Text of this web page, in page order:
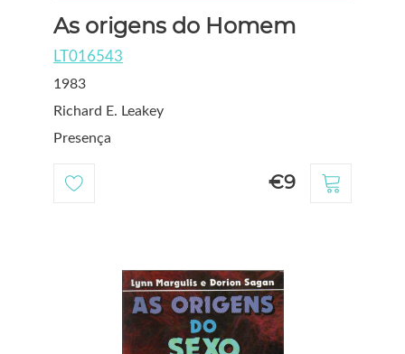
As origens do Homem
LT016543
1983
Richard E. Leakey
Presença
€9